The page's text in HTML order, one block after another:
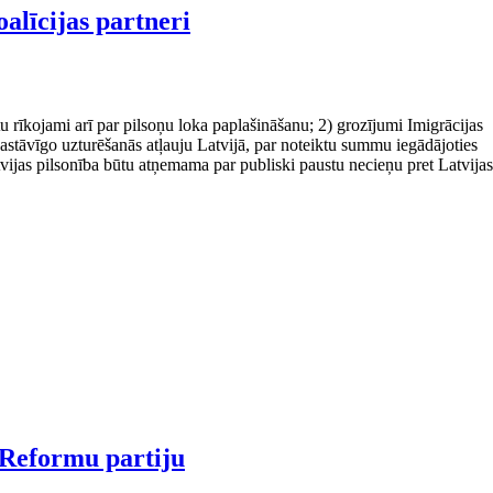
partneri
rīkojami arī par pilsoņu loka paplašināšanu; 2) grozījumi Imigrācijas
uzturēšanās atļauju Latvijā, par noteiktu summu iegādājoties
pilsonība būtu atņemama par publiski paustu necieņu pret Latvijas
partiju